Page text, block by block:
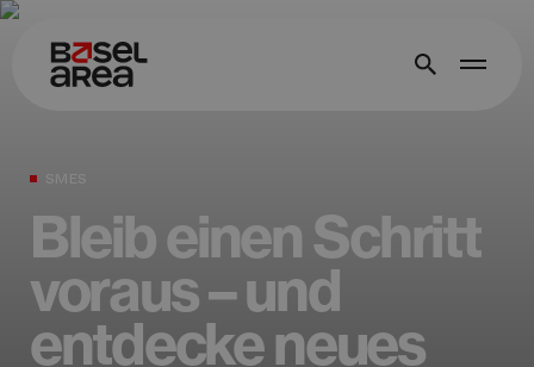
Bleib einen Schritt
voraus – und
entdecke neues